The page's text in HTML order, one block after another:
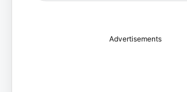
Advertisements